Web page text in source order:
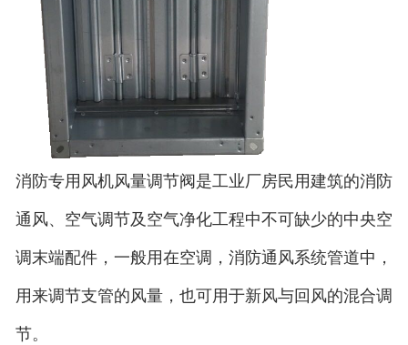
消防专用风机风量调节阀是工业厂房民用建筑的消防
通风、空气调节及空气净化工程中不可缺少的中央空
调末端配件，一般用在空调，消防通风系统管道中，
用来调节支管的风量，也可用于新风与回风的混合调
节。